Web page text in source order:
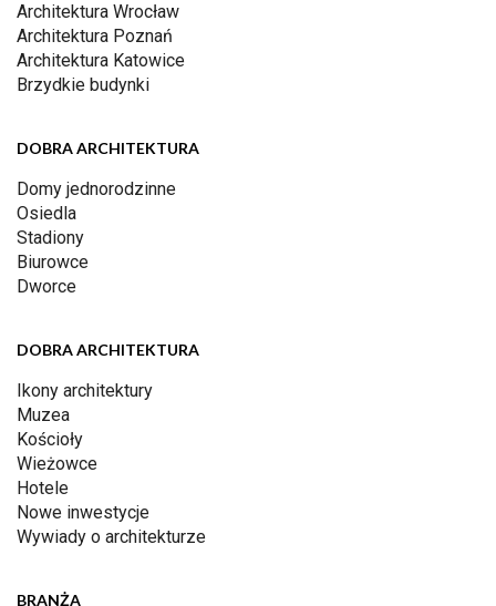
Architektura Wrocław
Architektura Poznań
Architektura Katowice
Brzydkie budynki
DOBRA ARCHITEKTURA
Domy jednorodzinne
Osiedla
Stadiony
Biurowce
Dworce
DOBRA ARCHITEKTURA
Ikony architektury
Muzea
Kościoły
Wieżowce
Hotele
Nowe inwestycje
Wywiady o architekturze
BRANŻA